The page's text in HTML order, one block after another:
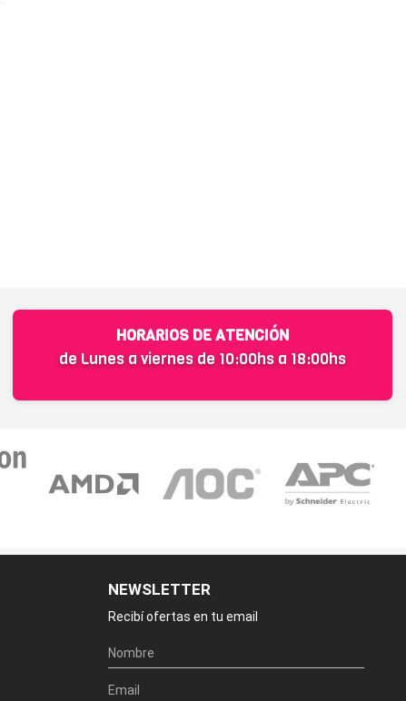
HORARIOS DE ATENCIÓN
de Lunes a viernes de 10:00hs a 18:00hs
NEWSLETTER
Recibí ofertas en tu email